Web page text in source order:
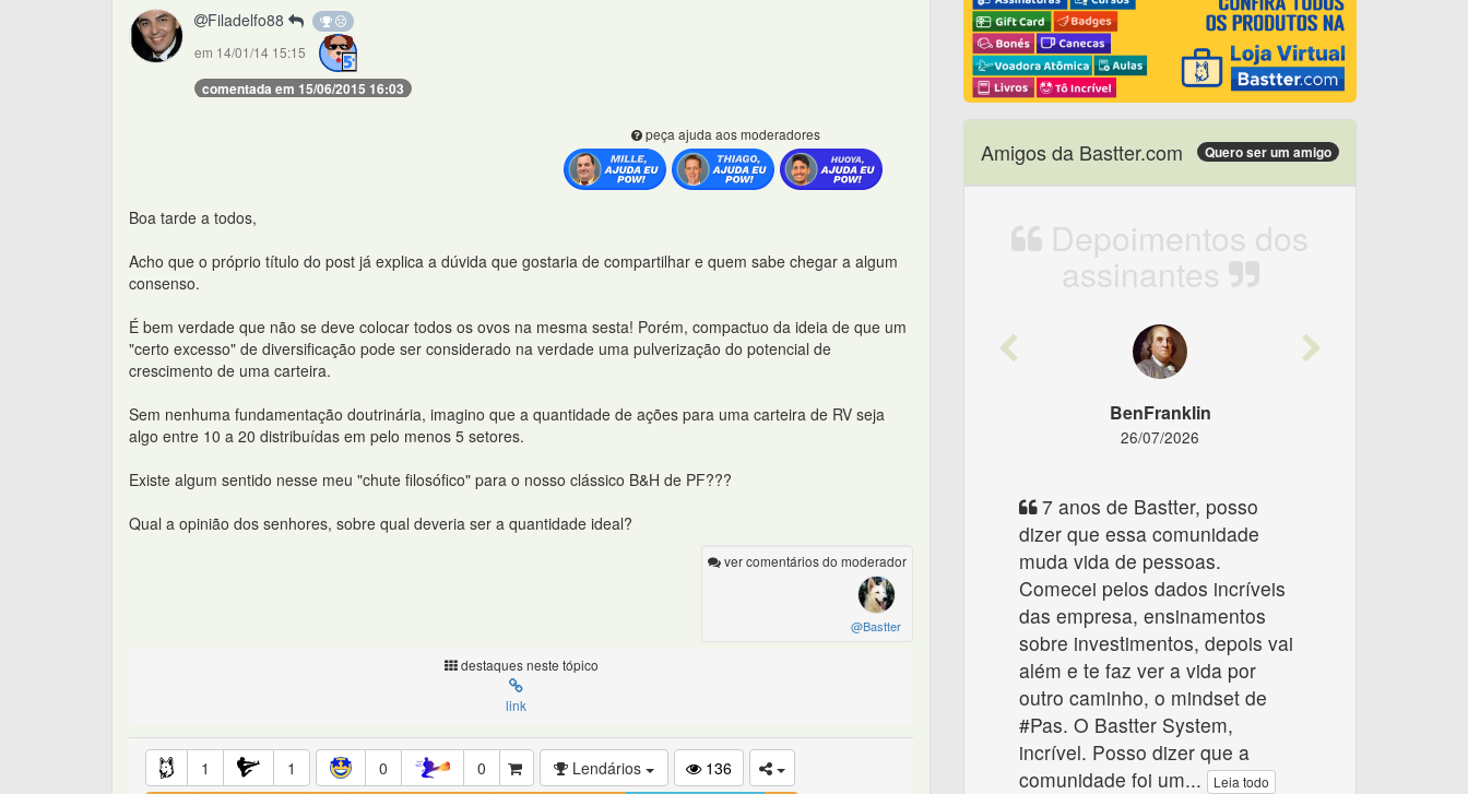
Filadelfo88
em 14/01/14 15:15
comentada em 15/06/2015 16:03
peça ajuda aos moderadores
Boa tarde a todos,
Acho que o próprio título do post já explica a dúvida que gostaria de compartilhar e quem sabe chegar a algum
consenso.
É bem verdade que não se deve colocar todos os ovos na mesma sesta! Porém, compactuo da ideia de que um
"certo excesso" de diversificação pode ser considerado na verdade uma pulverização do potencial de
crescimento de uma carteira.
Sem nenhuma fundamentação doutrinária, imagino que a quantidade de ações para uma carteira de RV seja
algo entre 10 a 20 distribuídas em pelo menos 5 setores.
Existe algum sentido nesse meu "chute filosófico" para o nosso clássico B&H de PF???
Qual a opinião dos senhores, sobre qual deveria ser a quantidade ideal?
ver comentários do moderador
@Bastter
destaques neste tópico
link
1 1 0 0 Lendários
136
Amigos da Bastter.com Quero ser um amigo
Depoimentos dos
assinantes
Previous
BenFranklin
26/07/2026
7 anos de Bastter, posso
dizer que essa comunidade
muda vida de pessoas.
Comecei pelos dados incríveis
das empresa, ensinamentos
sobre investimentos, depois vai
além e te faz ver a vida por
outro caminho, o mindset de
#Pas. O Bastter System,
incrível. Posso dizer que a
comunidade foi um... Leia todo